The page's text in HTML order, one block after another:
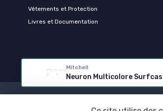
Mitchell
Neuron Multicolore
Vêtements et Protection
Livres et Documentation